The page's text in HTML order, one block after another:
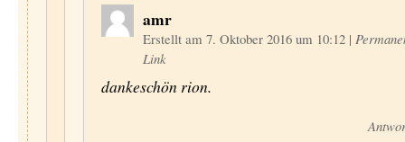
amr
Erstellt am 7. Oktober 2016 um 10:12 |
Link
dankeschön rion.